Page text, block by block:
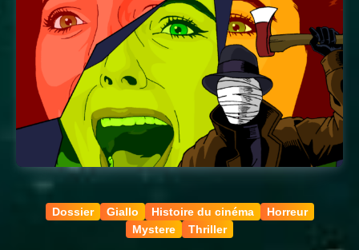
Dossier Giallo Histoire du cinéma
Horreur
Mystere
Thriller